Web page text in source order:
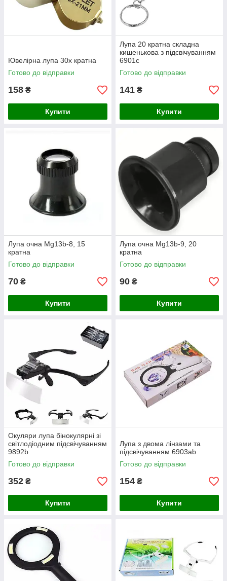
Ювелірна лупа 30x кратна
Готово до відправки
158 ₴
Купити
Лупа 20 кратна складна
кишенькова з підсвічуванням
6901c
Готово до відправки
141 ₴
Купити
Лупа очна Mg13b-8, 15
кратна
Готово до відправки
70 ₴
Купити
Лупа очна Mg13b-9, 20
кратна
Готово до відправки
90 ₴
Купити
Окуляри лупа бінокулярні зі
світлодіодним підсвічуванням
9892b
Готово до відправки
352 ₴
Купити
Лупа з двома лінзами та
підсвічуванням 6903ab
Готово до відправки
154 ₴
Купити